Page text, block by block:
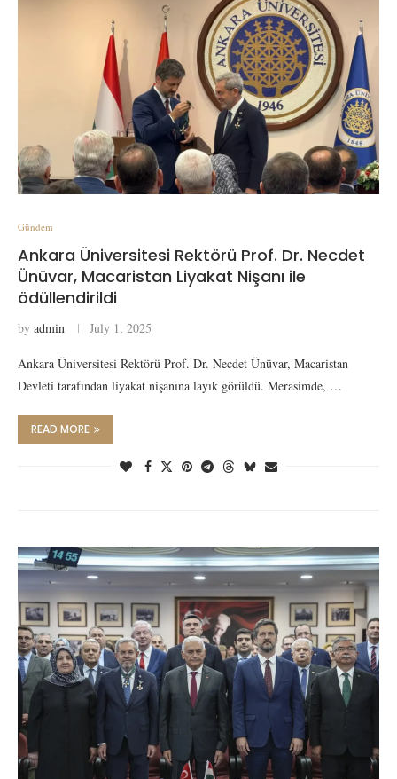
Gündem
Ankara Üniversitesi Rektörü Prof. Dr. Necdet
Ünüvar, Macaristan Liyakat Nişanı ile
ödüllendirildi
by admin July 1, 2025
Ankara Üniversitesi Rektörü Prof. Dr. Necdet Ünüvar, Macaristan
Devleti tarafından liyakat nişanına layık görüldü. Merasimde, …
READ MORE